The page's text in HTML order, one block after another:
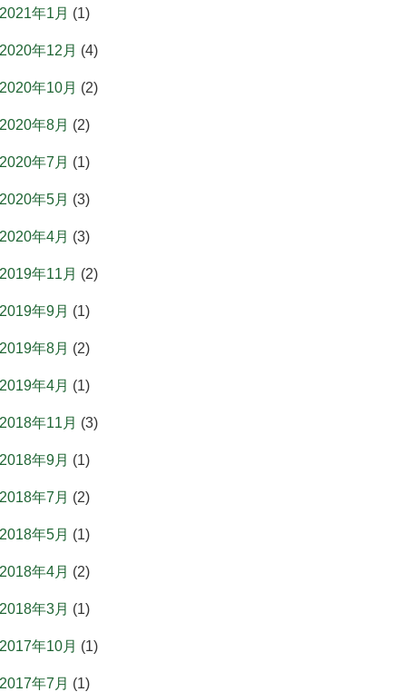
2021年1月 (1)
2020年12月 (4)
2020年10月 (2)
2020年8月 (2)
2020年7月 (1)
2020年5月 (3)
2020年4月 (3)
2019年11月 (2)
2019年9月 (1)
2019年8月 (2)
2019年4月 (1)
2018年11月 (3)
2018年9月 (1)
2018年7月 (2)
2018年5月 (1)
2018年4月 (2)
2018年3月 (1)
2017年10月 (1)
2017年7月 (1)